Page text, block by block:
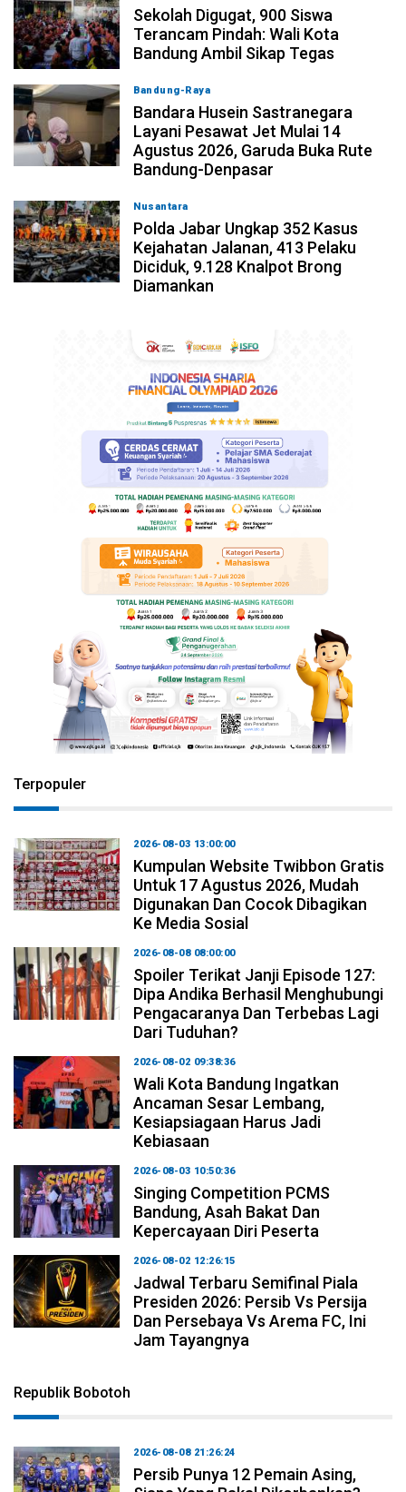
Sekolah Digugat, 900 Siswa
Terancam Pindah: Wali Kota
Bandung Ambil Sikap Tegas
Bandung-Raya
Bandara Husein Sastranegara
Layani Pesawat Jet Mulai 14
Agustus 2026, Garuda Buka Rute
Bandung-Denpasar
Nusantara
Polda Jabar Ungkap 352 Kasus
Kejahatan Jalanan, 413 Pelaku
Diciduk, 9.128 Knalpot Brong
Diamankan
Terpopuler
2026-08-03 13:00:00
Kumpulan Website Twibbon Gratis
Untuk 17 Agustus 2026, Mudah
Digunakan Dan Cocok Dibagikan
Ke Media Sosial
2026-08-08 08:00:00
Spoiler Terikat Janji Episode 127:
Dipa Andika Berhasil Menghubungi
Pengacaranya Dan Terbebas Lagi
Dari Tuduhan?
2026-08-02 09:38:36
Wali Kota Bandung Ingatkan
Ancaman Sesar Lembang,
Kesiapsiagaan Harus Jadi
Kebiasaan
2026-08-03 10:50:36
Singing Competition PCMS
Bandung, Asah Bakat Dan
Kepercayaan Diri Peserta
2026-08-02 12:26:15
Jadwal Terbaru Semifinal Piala
Presiden 2026: Persib Vs Persija
Dan Persebaya Vs Arema FC, Ini
Jam Tayangnya
Republik Bobotoh
2026-08-08 21:26:24
Persib Punya 12 Pemain Asing,